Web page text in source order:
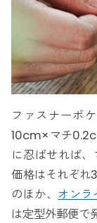
ファスナーポ
10cm×マチ
に忍ばせれば
価格はそれぞれ
のほか、 オンラ
は定型外郵便で